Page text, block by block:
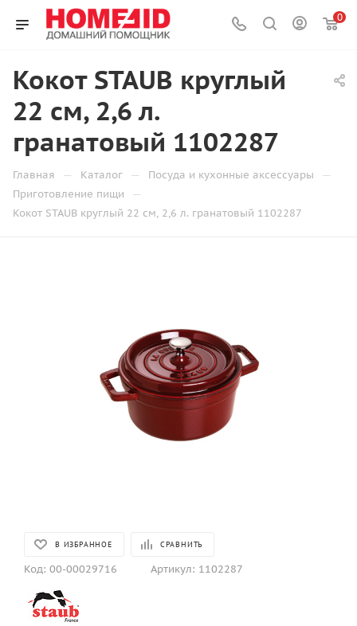
0
Кокот STAUB круглый
22 см, 2,6 л.
гранатовый 1102287
Главная — Каталог — Посуда и кухонные аксессуары —
Приготовление пищи —
Кокот STAUB круглый 22 см, 2,6 л. гранатовый 1102287
В ИЗБРАННОЕ СРАВНИТЬ
Код: 00-00029716 Артикул: 1102287